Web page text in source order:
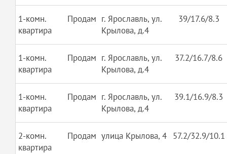
1-комн.
квартира
Продам г. Ярославль, ул.
Крылова, д.4
39/17.6/8.3
1-комн.
квартира
Продам г. Ярославль, ул.
Крылова, д.4
37.2/16.7/8.6
1-комн.
квартира
Продам г. Ярославль, ул.
Крылова, д.4
39.1/16.9/8.3
2-комн.
квартира
Продам улица Крылова, 4 57.2/32.9/10.1